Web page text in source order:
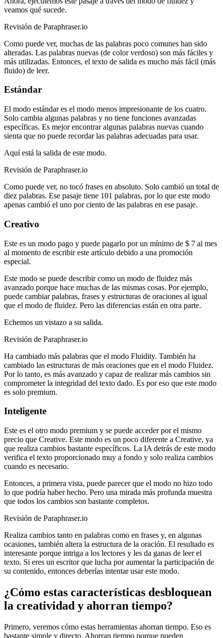
veamos qué sucede.
Revisión de Paraphraser.io
Como puede ver, muchas de las palabras poco comunes han sido
alteradas. Las palabras nuevas (de color verdoso) son más fáciles y
más utilizadas. Entonces, el texto de salida es mucho más fácil (más
fluido) de leer.
Estándar
El modo estándar es el modo menos impresionante de los cuatro.
Solo cambia algunas palabras y no tiene funciones avanzadas
específicas. Es mejor encontrar algunas palabras nuevas cuando
sienta que no puede recordar las palabras adecuadas para usar.
Aquí está la salida de este modo.
Revisión de Paraphraser.io
Como puede ver, no tocó frases en absoluto. Solo cambió un total de
diez palabras. Ese pasaje tiene 101 palabras, por lo que este modo
apenas cambió el uno por ciento de las palabras en ese pasaje.
Creativo
Este es un modo pago y puede pagarlo por un mínimo de $ 7 al mes
al momento de escribir este artículo debido a una promoción
especial.
Este modo se puede describir como un modo de fluidez más
avanzado porque hace muchas de las mismas cosas. Por ejemplo,
puede cambiar palabras, frases y estructuras de oraciones al igual
que el modo de fluidez. Pero las diferencias están en otra parte.
Echemos un vistazo a su salida.
Revisión de Paraphraser.io
Ha cambiado más palabras que el modo Fluidity. También ha
cambiado las estructuras de más oraciones que en el modo Fluidez.
Por lo tanto, es más avanzado y capaz de realizar más cambios sin
comprometer la integridad del texto dado. Es por eso que este modo
es solo premium.
Inteligente
Este es el otro modo premium y se puede acceder por el mismo
precio que Creative. Este modo es un poco diferente a Creative, ya
que realiza cambios bastante específicos. La IA detrás de este modo
verifica el texto proporcionado muy a fondo y solo realiza cambios
cuando es necesario.
Entonces, a primera vista, puede parecer que el modo no hizo todo
lo que podría haber hecho. Pero una mirada más profunda muestra
que todos los cambios son bastante completos.
Revisión de Paraphraser.io
Realiza cambios tanto en palabras como en frases y, en algunas
ocasiones, también altera la estructura de la oración. El resultado es
interesante porque intriga a los lectores y les da ganas de leer el
texto. Si eres un escritor que lucha por aumentar la participación de
su contenido, entonces deberías intentar usar este modo.
¿Cómo estas características desbloquean
la creatividad y ahorran tiempo?
Primero, veremos cómo estas herramientas ahorran tiempo. Eso es
bastante simple y directo. Ahorran tiempo porque pueden